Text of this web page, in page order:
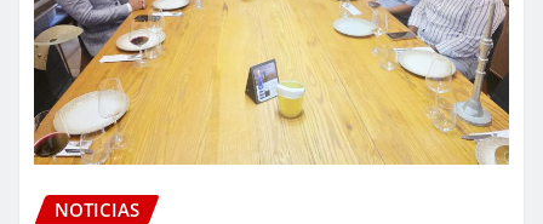
NOTICIAS